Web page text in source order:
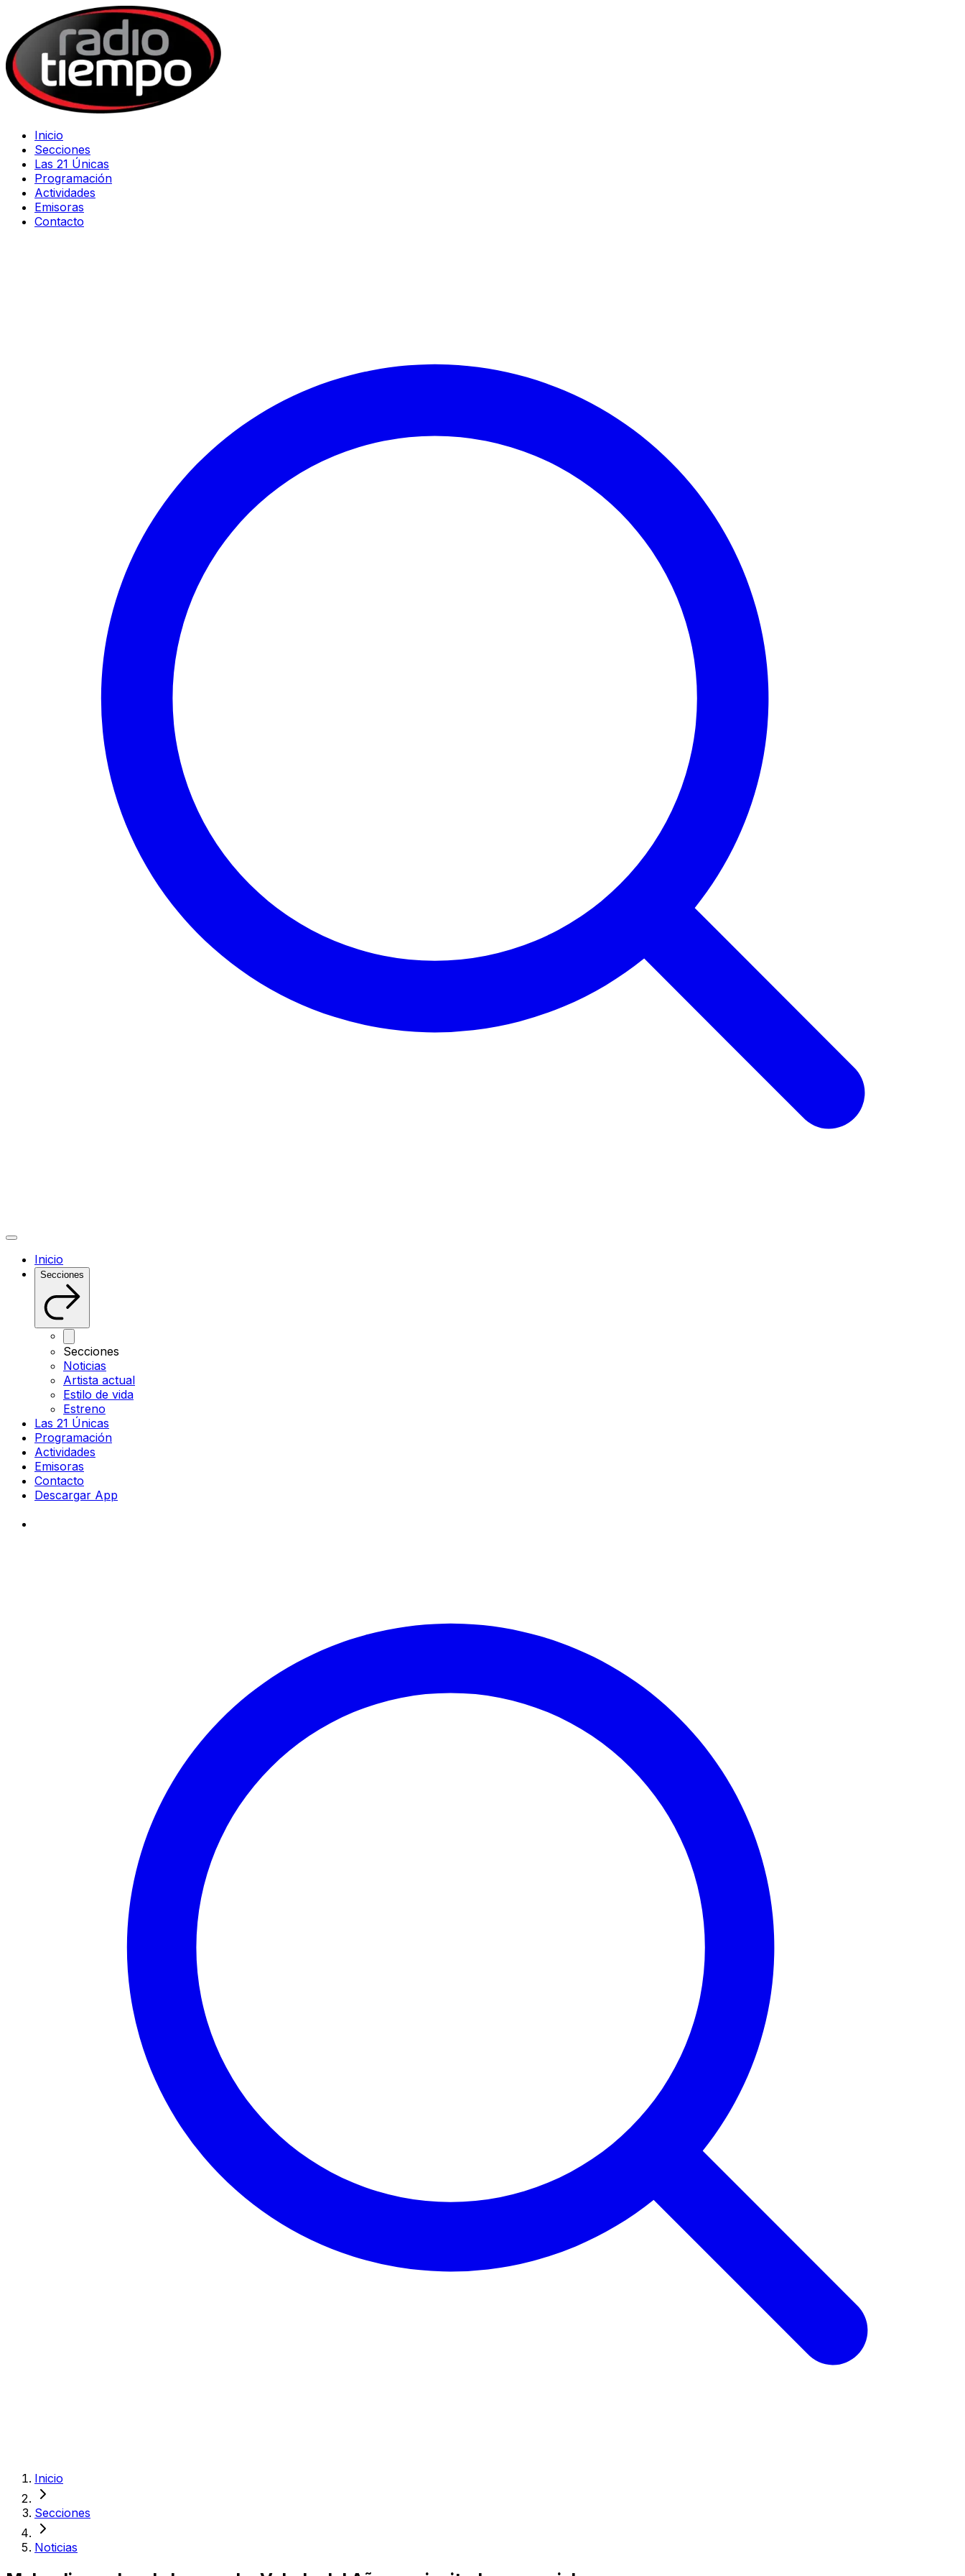
Inicio
Secciones
Las 21 Únicas
Programación
Actividades
Emisoras
Contacto
Inicio
Secciones
Secciones
Noticias
Artista actual
Estilo de vida
Estreno
Las 21 Únicas
Programación
Actividades
Emisoras
Contacto
Descargar App
Inicio
Secciones
Noticias